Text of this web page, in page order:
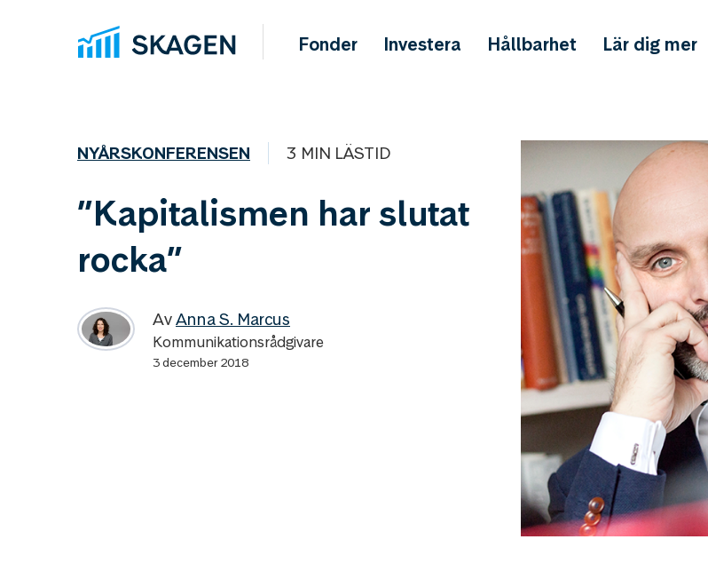
Fonder Investera Hållbarhet Lär dig mer
NYÅRSKONFERENSEN 3 MIN LÄSTID
”Kapitalismen har slutat
rocka”
AvAnna S. Marcus
Kommunikationsrådgivare
3 december 2018